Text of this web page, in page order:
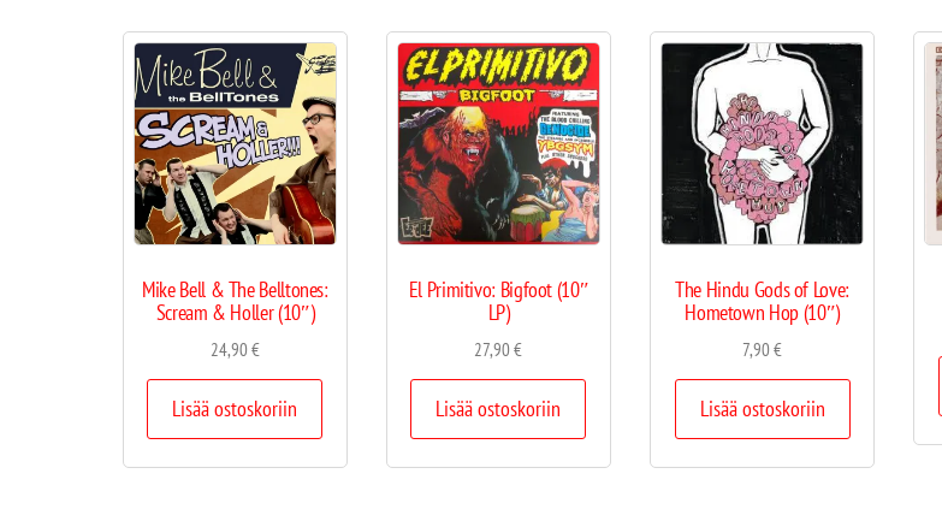
Mike Bell & The Belltones:
Scream & Holler (10″)
24,90€
Lisää ostoskoriin
El Primitivo: Bigfoot (10″
LP)
27,90€
Lisää ostoskoriin
The Hindu Gods of Love:
Hometown Hop (10″)
7,90€
Lisää ostoskoriin